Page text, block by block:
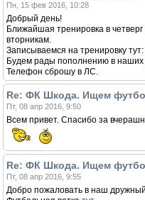
Пн, 15 фев 2016, 10:28
Добрый день!
Ближайшая тренировка в
вторникам.
Записываемся на тренировку тут:
Будем рады пополнению в наших
Телефон сброшу в ЛС.
Re: ФК Шкода. Ищем
Пт, 08 апр 2016, 9:50
Всем привет. Спасибо за
Re: ФК Шкода. Ищем
Пт, 08 апр 2016, 9:55
Добро пожаловать в наш